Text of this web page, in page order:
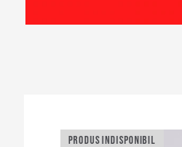
PRODUS INDISPONIBIL